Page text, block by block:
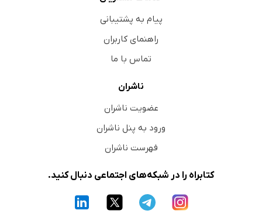
پیام به پشتیبانی
راهنمای کاربران
تماس با ما
ناشران
عضویت ناشران
ورود به پنل ناشران
فهرست ناشران
کتابراه را در شبکه‌های اجتماعی دنبال کنید.